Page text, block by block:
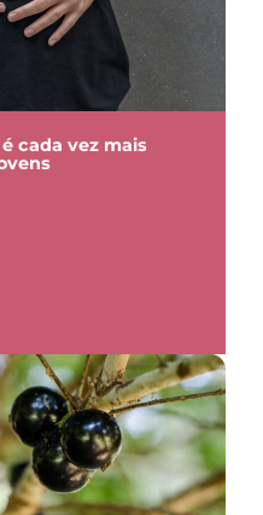
cada vez mais